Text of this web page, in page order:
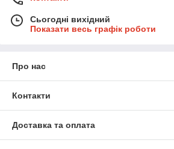
Сьогодні вихідний
Показати весь графік роботи
Про нас
Контакти
Доставка та оплата